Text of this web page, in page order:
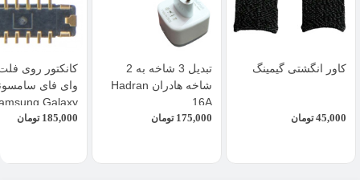
کاور انگشتی گیمینگ
45,000 تومان
تبدیل 3 شاخه به 2
شاخه هادران Hadran
16A
175,000 تومان
کانکتور روی
وای فای
Galaxy
10 Plus / N975
185,000 تومان